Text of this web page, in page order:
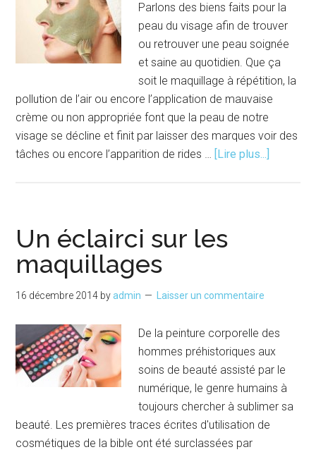
Parlons des biens faits pour la
peau du visage afin de trouver
ou retrouver une peau soignée
et saine au quotidien. Que ça
soit le maquillage à répétition, la
pollution de l’air ou encore l’application de mauvaise
crème ou non appropriée font que la peau de notre
visage se décline et finit par laisser des marques voir des
tâches ou encore l’apparition de rides … [Lire plus...]
Un éclairci sur les
maquillages
16 décembre 2014 byadmin Laisser un commentaire
De la peinture corporelle des
hommes préhistoriques aux
soins de beauté assisté par le
numérique, le genre humains à
toujours chercher à sublimer sa
beauté. Les premières traces écrites d'utilisation de
cosmétiques de la bible ont été surclassées par